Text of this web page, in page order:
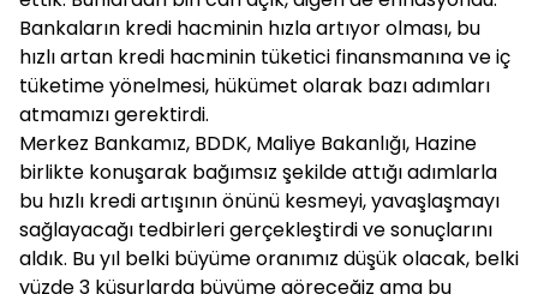
Bankaların kredi hacminin hızla artıyor olması, bu
hızlı artan kredi hacminin tüketici finansmanına ve iç
tüketime yönelmesi, hükümet olarak bazı adımları
atmamızı gerektirdi.
Merkez Bankamız, BDDK, Maliye Bakanlığı, Hazine
birlikte konuşarak bağımsız şekilde attığı adımlarla
bu hızlı kredi artışının önünü kesmeyi, yavaşlaşmayı
sağlayacağı tedbirleri gerçekleştirdi ve sonuçlarını
aldık. Bu yıl belki büyüme oranımız düşük olacak, belki
yüzde 3 küsurlarda büyüme göreceğiz ama bu